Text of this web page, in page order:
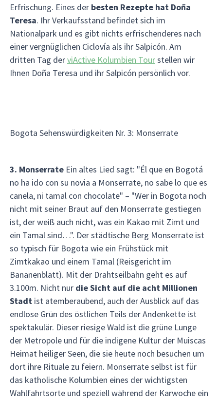
Erfrischung. Eines der besten Rezepte hat Doña
Teresa. Ihr Verkaufsstand befindet sich im
Nationalpark und es gibt nichts erfrischenderes nach
einer vergnüglichen Ciclovía als ihr Salpicón. Am
dritten Tag derviActive Kolumbien Tourstellen wir
Ihnen Doña Teresa und ihr Salpicón persönlich vor.
Bogota Sehenswürdigkeiten Nr. 3: Monserrate
3. Monserrate Ein altes Lied sagt: "Él que en Bogotá
no ha ido con su novia a Monserrate, no sabe lo que es
canela, ni tamal con chocolate" – "Wer in Bogota noch
nicht mit seiner Braut auf den Monserrate gestiegen
ist, der weiß auch nicht, was ein Kakao mit Zimt und
ein Tamal sind…". Der städtische Berg Monserrate ist
so typisch für Bogota wie ein Frühstück mit
Zimtkakao und einem Tamal (Reisgericht im
Bananenblatt). Mit der Drahtseilbahn geht es auf
3.100m. Nicht nur die Sicht auf die acht Millionen
Stadt ist atemberaubend, auch der Ausblick auf das
endlose Grün des östlichen Teils der Andenkette ist
spektakulär. Dieser riesige Wald ist die grüne Lunge
der Metropole und für die indigene Kultur der Muiscas
Heimat heiliger Seen, die sie heute noch besuchen um
dort ihre Rituale zu feiern. Monserrate selbst ist für
das katholische Kolumbien eines der wichtigsten
Wahlfahrtsorte und speziell während der Karwoche ein